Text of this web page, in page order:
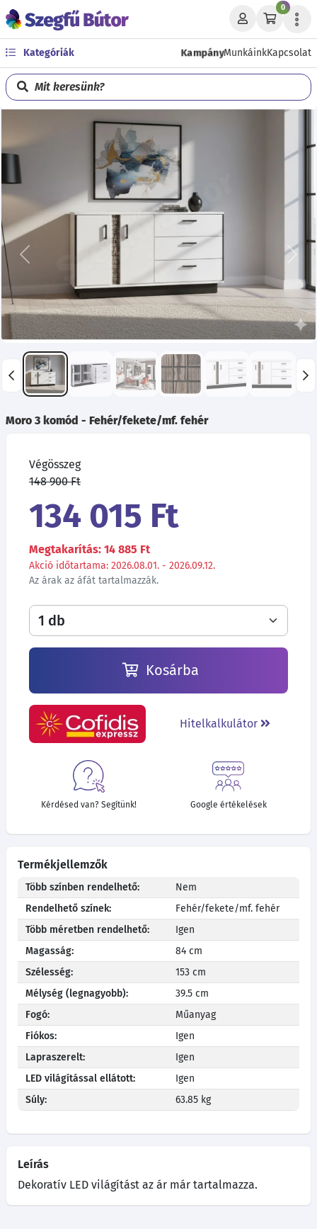
0
Kategóriák KampányMunkáinkKapcsolat
Mit keresünk?
Előző
Moro 3 komód - Fehér/fekete/mf. fehér
Végösszeg
148 900 Ft
134 015 Ft
Megtakarítás: 14 885 Ft
Akció időtartama: 2026.08.01. - 2026.09.12.
Az árak az áfát tartalmazzák.
Kosárba
Hitelkalkulátor
Kérdésed van? Segítünk! Google értékelések
Termékjellemzők
Több színben rendelhető:
Nem
Rendelhető színek:
Fehér/fekete/mf. fehér
Több méretben rendelhető:
Igen
Magasság:
84 cm
Szélesség:
153 cm
Mélység (legnagyobb):
39.5 cm
Fogó:
Műanyag
Fiókos:
Igen
Lapraszerelt:
Igen
LED világítással ellátott:
Igen
Súly:
63.85 kg
Leírás
Dekoratív LED világítást az ár már tartalmazza.